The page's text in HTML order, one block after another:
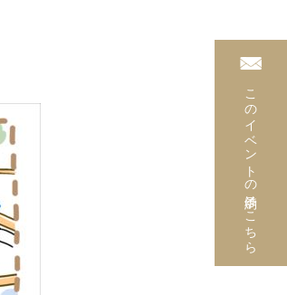
このイベントの予約はこちら